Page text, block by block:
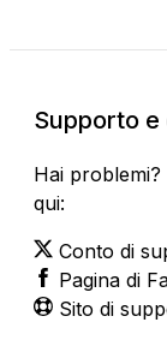
Supporto
Hai
qui:
Conto di
Pagina di
Sito di